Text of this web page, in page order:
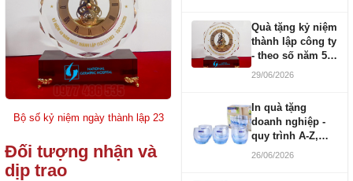
Bộ số kỷ niệm ngày thành lập 23
Đối tượng nhận và
dịp trao
Quà tặng kỷ niệm
thành lập công ty
- theo số năm 5,
10, 20, 30, 50
29/06/2026
In quà tặng
doanh nghiệp -
quy trình A-Z,
báo giá và thời
26/06/2026